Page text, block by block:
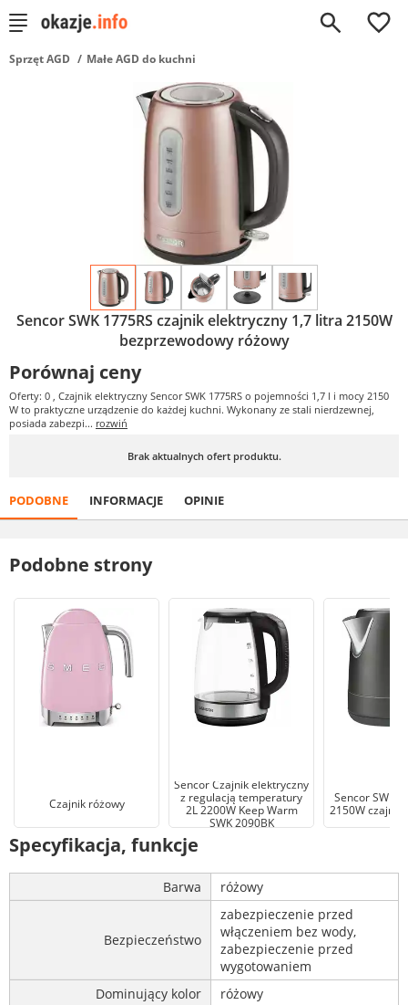
0
Sprzęt AGD Małe AGD do kuchni
Sencor SWK 1775RS czajnik elektryczny 1,7 litra 2150W
bezprzewodowy różowy
Porównaj ceny
Oferty: 0 , Czajnik elektryczny Sencor SWK 1775RS o pojemności 1,7 l i mocy 2150
W to praktyczne urządzenie do każdej kuchni. Wykonany ze stali nierdzewnej,
posiada zabezpi... rozwiń
Brak aktualnych ofert produktu.
PODOBNE INFORMACJE OPINIE
Podobne strony
Czajnik różowy
Sencor Czajnik elektryczny
z regulacją temperatury
2L 2200W Keep Warm
SWK 2090BK
Sencor SWK
2150W czajnik
Specyfikacja, funkcje
Barwa różowy
Bezpieczeństwo
zabezpieczenie przed
włączeniem bez wody,
zabezpieczenie przed
wygotowaniem
Dominujący kolor
różowy